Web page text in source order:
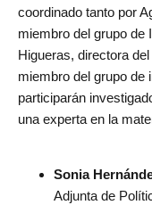
coordinado tanto por
miembro del grupo de
Higueras, directora
miembro del grupo de
participarán
una experta en la
Sonia
Adjunta de